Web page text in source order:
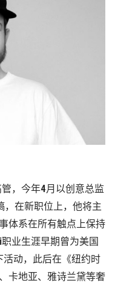
，今年4月以创意总监
，在新职位上，他将主
体系在所有触点上保持
业生涯早期曾为美国
活动，此后在《纽约时
卡地亚、雅诗兰黛等奢